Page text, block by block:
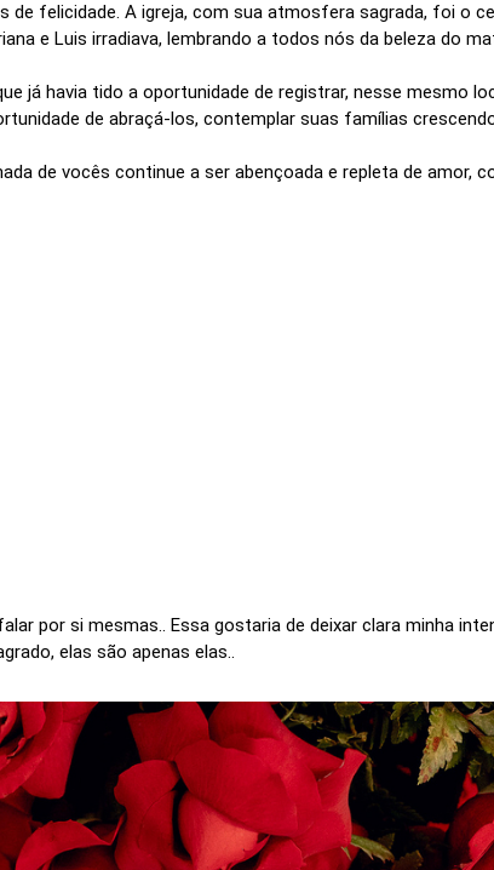
felicidade. A igreja, com sua atmosfera sagrada, foi o
e Luis irradiava, lembrando a todos nós da beleza do
já havia tido a oportunidade de registrar, nesse mesmo
de abraçá-los, contemplar suas famílias
de vocês continue a ser abençoada e repleta de amor,
por si mesmas.. Essa gostaria de deixar clara minha
elas são apenas elas..